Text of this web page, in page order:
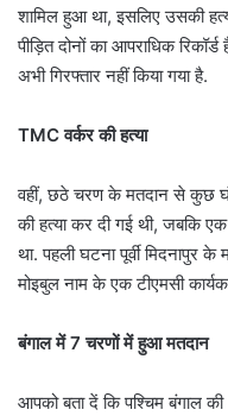
शामिल हुआ था, इसलिए उसकी
पीड़ित दोनों का आपराधिक
अभी गिरफ्तार नहीं किया गया है.
TMC वर्कर की हत्या
वहीं, छठे चरण के मतदान से कुछ घंटे
की हत्या कर दी गई थी, जबकि एक
था. पहली घटना पूर्वी मिदनापुर
मोइबुल नाम के एक टीएमसी
बंगाल में 7 चरणों में हुआ मतदान
आपको बता दें कि पश्चिम बंगाल